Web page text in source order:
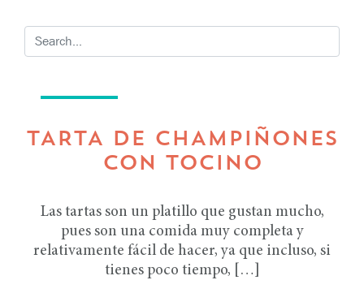
TARTA DE CHAMPIÑONES
CON TOCINO
Las tartas son un platillo que gustan mucho,
pues son una comida muy completa y
relativamente fácil de hacer, ya que incluso, si
tienes poco tiempo, […]